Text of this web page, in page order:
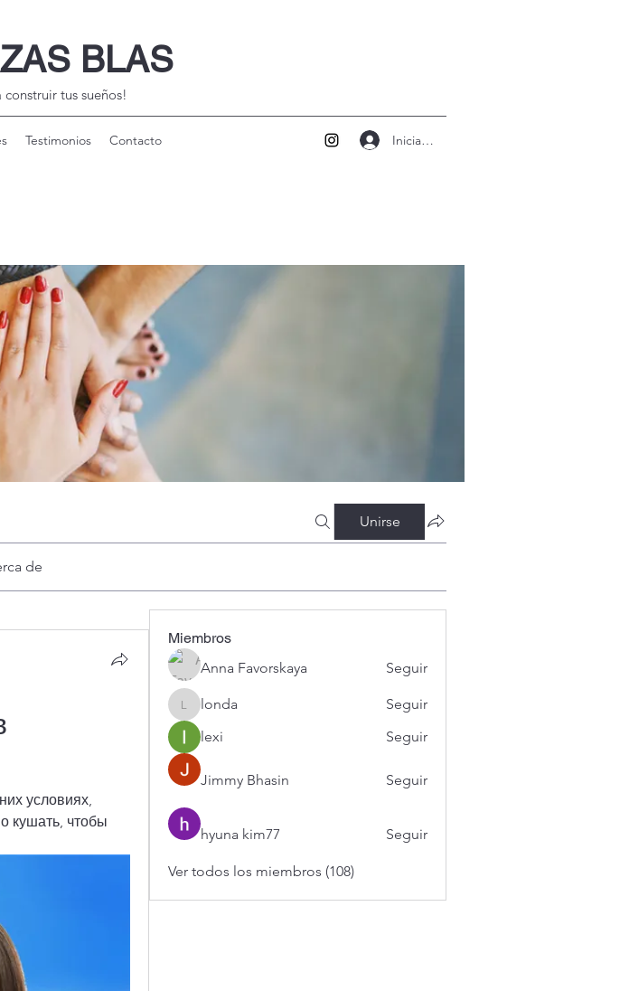
BLAS
construir tus sueños!
Testimonios Contacto Iniciar sesión
Unirse
de
условиях,
кушать, чтобы
Miembros
Anna Favorskaya
Seguir
londa
londa
Seguir
lexi
Seguir
Jimmy Bhasin Seguir
hyuna kim77 Seguir
Ver todos los miembros (108)